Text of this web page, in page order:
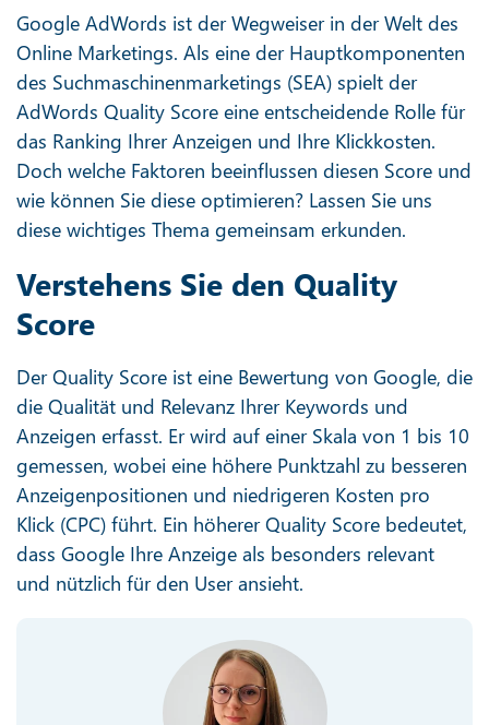
Google AdWords ist der Wegweiser in der Welt des
Online Marketings. Als eine der Hauptkomponenten
des Suchmaschinenmarketings (SEA) spielt der
AdWords Quality Score eine entscheidende Rolle für
das Ranking Ihrer Anzeigen und Ihre Klickkosten.
Doch welche Faktoren beeinflussen diesen Score und
wie können Sie diese optimieren? Lassen Sie uns
diese wichtiges Thema gemeinsam erkunden.
Verstehens Sie den Quality
Score
Der Quality Score ist eine Bewertung von Google, die
die Qualität und Relevanz Ihrer Keywords und
Anzeigen erfasst. Er wird auf einer Skala von 1 bis 10
gemessen, wobei eine höhere Punktzahl zu besseren
Anzeigenpositionen und niedrigeren Kosten pro
Klick (CPC) führt. Ein höherer Quality Score bedeutet,
dass Google Ihre Anzeige als besonders relevant
und nützlich für den User ansieht.